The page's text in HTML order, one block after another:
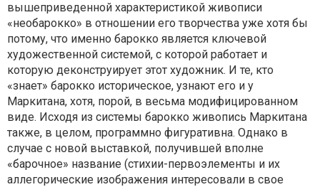
вышеприведенной характеристикой живописи
«необарокко» в отношении его творчества уже хотя бы
потому, что именно барокко является ключевой
художественной системой, с которой работает и
которую деконструирует этот художник. И те, кто
«знает» барокко историческое, узнают его и у
Маркитана, хотя, порой, в весьма модифицированном
виде. Исходя из системы барокко живопись Маркитана
также, в целом, программно фигуративна. Однако в
случае с новой выставкой, получившей вполне
«барочное» название (стихии-первоэлементы и их
аллегорические изображения интересовали в свое